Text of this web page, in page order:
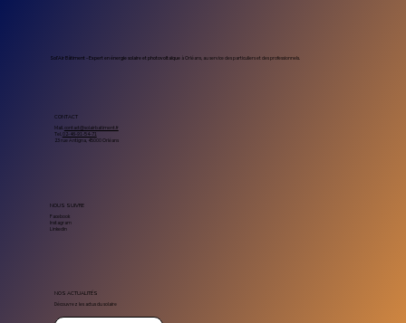
Sol’Air Bâtiment – Expert en énergie solaire et photovoltaïqueà Orléans, au service des particuliers et des professionnels.
CONTACT
Mail.contact@solairbatiment.fr
Tel.02-46-91-54-71
23 rue Antigna, 45000 Orléans
NOUS SUIVRE
Facebook
Instagram
Linkedin
NOS ACTUALITÉS
Découvrez les actus du solaire